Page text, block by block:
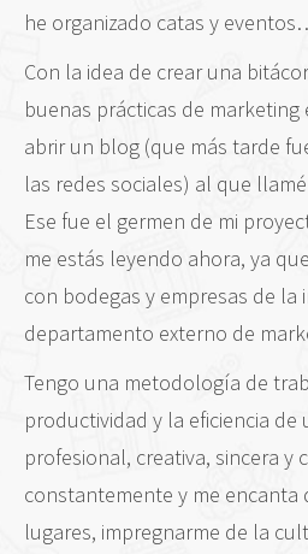
he organizado catas y
Con la idea de crear una
buenas prácticas de
abrir un blog (que más tarde
las redes sociales) al que
Ese fue el germen de mi
me estás leyendo ahora, ya
con bodegas y empresas de la
departamento externo de
Tengo una metodología de
productividad y la eficiencia de
profesional, creativa, sincera y
constantemente y me encanta
lugares, impregnarme de la